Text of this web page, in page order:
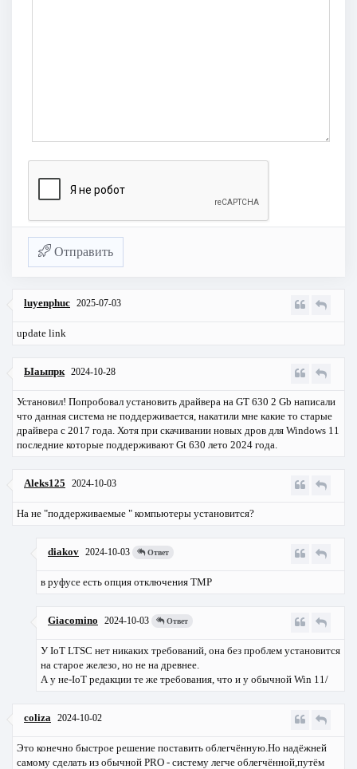
Отправить
luyenphuc 2025-07-03
update link
Ыаыпрк 2024-10-28
Установил! Попробовал установить драйвера на GT 630 2 Gb написали
что данная система не поддерживается, накатили мне какие то старые
драйвера с 2017 года. Хотя при скачивании новых дров для Windows 11
последние которые поддерживают Gt 630 лето 2024 года.
Aleks125 2024-10-03
На не "поддерживаемые " компьютеры установится?
diakov 2024-10-03 Ответ
в руфусе есть опция отключения TMP
Giacomino 2024-10-03 Ответ
У IoT LTSC нет никаких требований, она без проблем установится
на старое железо, но не на древнее.
А у не-IoT редакции те же требования, что и у обычной Win 11/
coliza 2024-10-02
Это конечно быстрое решение поставить облегчённую.Но надёжней
самому сделать из обычной PRO - систему легче облегчённой,путём